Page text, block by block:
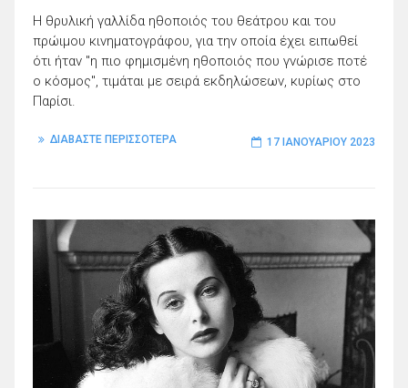
Η θρυλική γαλλίδα ηθοποιός του θεάτρου και του
πρώιμου κινηματογράφου, για την οποία έχει ειπωθεί
ότι ήταν "η πιο φημισμένη ηθοποιός που γνώρισε ποτέ
ο κόσμος", τιμάται με σειρά εκδηλώσεων, κυρίως στο
Παρίσι.
ΔΙΑΒΑΣΤΕ ΠΕΡΙΣΣΟΤΕΡΑ 17 ΙΑΝΟΥΑΡΊΟΥ 2023